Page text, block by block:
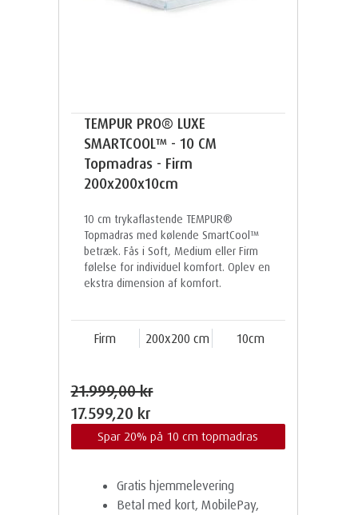
TEMPUR PRO® LUXE
SMARTCOOL™ - 10 CM
Topmadras - Firm
200x200x10cm
10 cm trykaflastende TEMPUR®
Topmadras med kølende SmartCool™
betræk. Fås i Soft, Medium eller Firm
følelse for individuel komfort. Oplev en
ekstra dimension af komfort.
Firm 200x200 cm 10cm
21.999,00 kr
17.599,20 kr
Spar 20% på 10 cm topmadras
Gratis hjemmelevering
Betal med kort, MobilePay,